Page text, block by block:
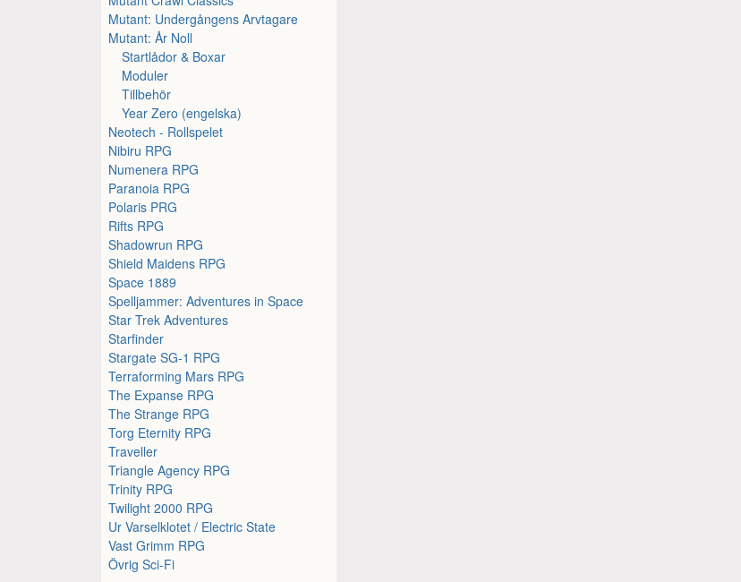
Mutant: Undergångens Arvtagare
Mutant: År Noll
Startlådor & Boxar
Moduler
Tillbehör
Year Zero (engelska)
Neotech - Rollspelet
Nibiru RPG
Numenera RPG
Paranoia RPG
Polaris PRG
Rifts RPG
Shadowrun RPG
Shield Maidens RPG
Space 1889
Spelljammer: Adventures in Space
Star Trek Adventures
Starfinder
Stargate SG-1 RPG
Terraforming Mars RPG
The Expanse RPG
The Strange RPG
Torg Eternity RPG
Traveller
Triangle Agency RPG
Trinity RPG
Twilight 2000 RPG
Ur Varselklotet / Electric State
Vast Grimm RPG
Övrig Sci-Fi